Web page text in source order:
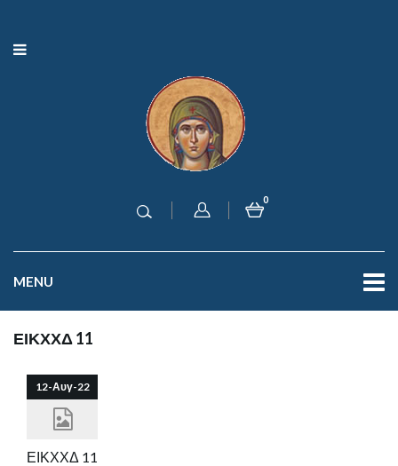
0
MENU
ΕΙΚΧΧΔ 11
12-Αυγ-22
ΕΙΚΧΧΔ 11